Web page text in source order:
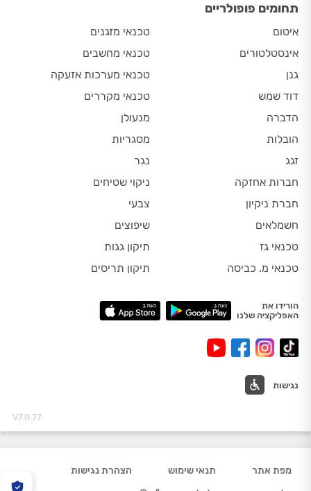
תחומים פופולריים
איטום
אינסטלטורים
גנן
דוד שמש
הדברה
הובלות
זגג
חברות אחזקה
חברת ניקיון
חשמלאים
טכנאי גז
טכנאי מ. כביסה
טכנאי מזגנים
טכנאי מחשבים
טכנאי מערכות אזעקה
טכנאי מקררים
מנעולן
מסגריות
נגר
ניקוי שטיחים
צבעי
שיפוצים
תיקון גגות
תיקון תריסים
הורידו את
האפליקציה שלנו
נגישות
V7.0.77
מפת אתר תנאי שימוש
הצהרת נגישות